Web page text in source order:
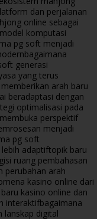
dan perjalanan
online sebagai
komputasi
pg soft menjadi
bagaimana
generasi
yang terus
arah baru
beradaptasi dengan
optimalisasi pada
perspektif
menjadi
pg soft
adaptiftopik baru
ruang pembahasan
perubahan arah
kasino online dari
kasino online dan
interaktifbagaimana
lanskap digital